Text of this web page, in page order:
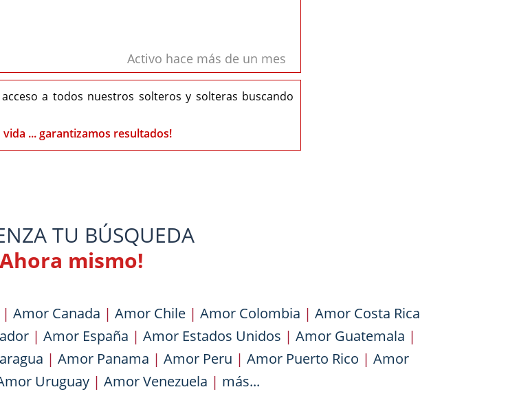
Activo hace más de un mes
a todos nuestros solteros y solteras buscando
vida ... garantizamos resultados!
TU BÚSQUEDA
mismo!
| Amor Canada | Amor Chile | Amor Colombia | Amor Costa Rica
| Amor España | Amor Estados Unidos | Amor Guatemala |
| Amor Panama | Amor Peru | Amor Puerto Rico | Amor
Uruguay| Amor Venezuela | más...